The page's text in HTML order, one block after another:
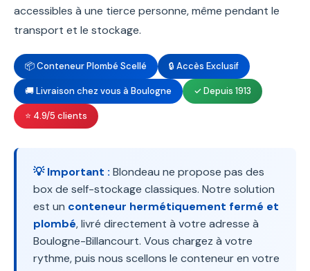
accessibles à une tierce personne, même pendant le
transport et le stockage.
📦 Conteneur Plombé Scellé 🔒 Accès Exclusif
🚚 Livraison chez vous à Boulogne ✓ Depuis 1913
⭐ 4.9/5 clients
💡 Important : Blondeau ne propose pas des
box de self-stockage classiques. Notre solution
est un conteneur hermétiquement fermé et
plombé, livré directement à votre adresse à
Boulogne-Billancourt. Vous chargez à votre
rythme, puis nous scellons le conteneur en votre